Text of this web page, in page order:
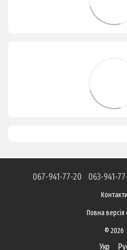
067-941-77-20 063-941-
Контакти
Повна версія
© 2026
Укр